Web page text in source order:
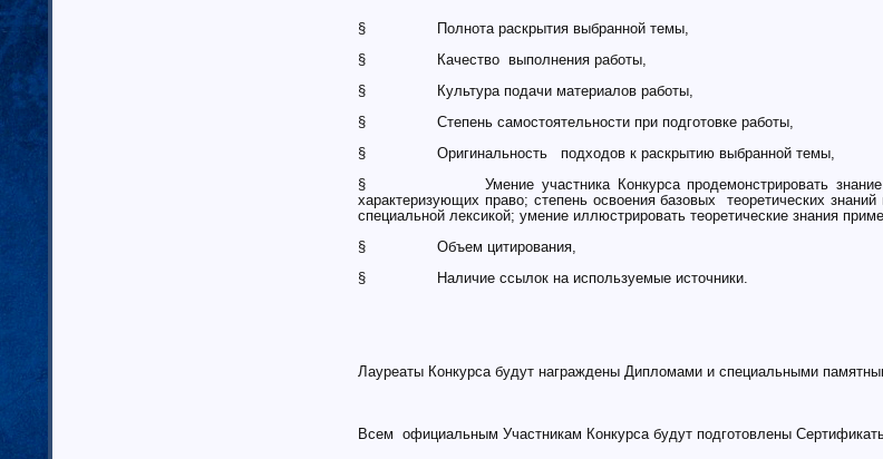
§ Полнота раскрытия выбранной темы,
§ Качество выполнения работы,
§ Культура подачи материалов работы,
§ Степень самостоятельности при подготовке работы,
§ Оригинальность подходов к раскрытию выбранной темы,
§ Умение участника Конкурса продемонстрировать знание и
характеризующих право; степень освоения базовых теоретических
специальной лексикой; умение иллюстрировать теоретические знания
§ Объем цитирования,
§ Наличие ссылок на используемые источники.
Лауреаты Конкурса будут награждены Дипломами и специальными
Всем официальным Участникам Конкурса будут подготовлены